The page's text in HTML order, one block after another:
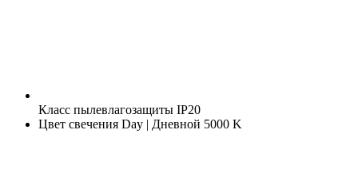
Класс пылевлагозащиты IP20
Цвет свечения Day | Дневной 5000 K